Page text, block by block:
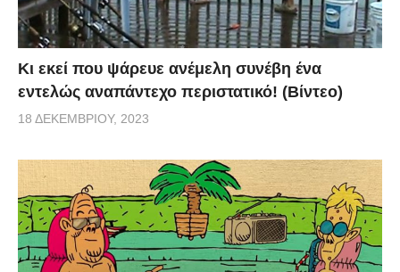
Κι εκεί που ψάρευε ανέμελη συνέβη ένα
εντελώς αναπάντεχο περιστατικό! (Βίντεο)
18 ΔΕΚΕΜΒΡΊΟΥ, 2023